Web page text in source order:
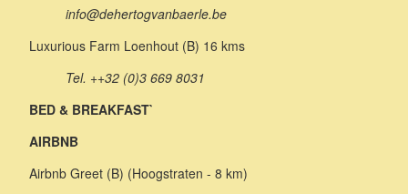
info@dehertogvanbaerle.be
Luxurious Farm Loenhout (B) 16 kms
Tel. ++32 (0)3 669 8031
BED & BREAKFAST`
AIRBNB
Airbnb Greet (B) (Hoogstraten - 8 km)